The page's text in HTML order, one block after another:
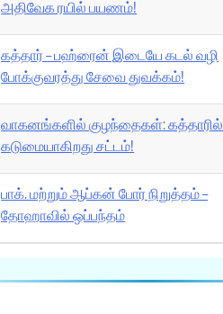
அதிவேக ரயில் பயணம்!
கத்தார் – பஹ்ரைன் இடையே கடல் வழி
போக்குவரத்து சேவை துவக்கம்!
வாகனங்களில் குழந்தைகள்: கத்தாரில்
கடுமையாகிறது சட்டம்!
பாக். மற்றும் ஆப்கன் போர் நிறுத்தம் –
தோஹாவில் ஒப்பந்தம்